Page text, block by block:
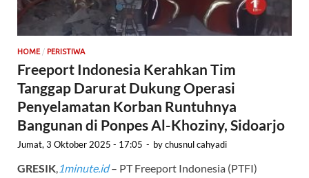
HOME/ PERISTIWA
Freeport Indonesia Kerahkan Tim
Tanggap Darurat Dukung Operasi
Penyelamatan Korban Runtuhnya
Bangunan di Ponpes Al-Khoziny, Sidoarjo
Jumat, 3 Oktober 2025 - 17:05 - bychusnul cahyadi
GRESIK, 1minute.id– PT Freeport Indonesia (PTFI)